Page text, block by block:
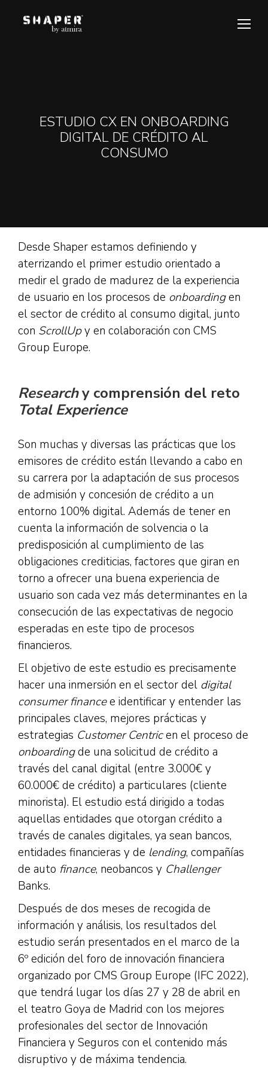
ESTUDIO CX EN ONBOARDING
DIGITAL DE CRÉDITO AL
CONSUMO
Estás aquí:
Desde Shaper estamos definiendo y
aterrizando el primer estudio orientado a
medir el grado de madurez de la experiencia
de usuario en los procesos de onboardingen
el sector de crédito al consumo digital, junto
con ScrollUpy en colaboración con CMS
Group Europe.
Researchy comprensión del reto
Total Experience
Son muchas y diversas las prácticas que los
emisores de crédito están llevando a cabo en
su carrera por la adaptación de sus procesos
de admisión y concesión de crédito a un
entorno 100% digital. Además de tener en
cuenta la información de solvencia o la
predisposición al cumplimiento de las
obligaciones crediticias, factores que giran en
torno a ofrecer una buena experiencia de
usuario son cada vez más determinantes en la
consecución de las expectativas de negocio
esperadas en este tipo de procesos
financieros.
El objetivo de este estudio es precisamente
hacer una inmersión en el sector del digital
consumer financee identificar y entender las
principales claves, mejores prácticas y
estrategias Customer Centricen el proceso de
onboardingde una solicitud de crédito a
través del canal digital (entre 3.000€ y
60.000€ de crédito) a particulares (cliente
minorista). El estudio está dirigido a todas
aquellas entidades que otorgan crédito a
través de canales digitales, ya sean bancos,
entidades financieras y de lending, compañías
de auto finance, neobancos y Challenger
Banks.
Después de dos meses de recogida de
información y análisis, los resultados del
estudio serán presentados en el marco de la
6º edición del foro de innovación financiera
organizado por CMS Group Europe (IFC 2022),
que tendrá lugar los días 27 y 28 de abril en
el teatro Goya de Madrid con los mejores
profesionales del sector de Innovación
Financiera y Seguros con el contenido más
disruptivo y de máxima tendencia.